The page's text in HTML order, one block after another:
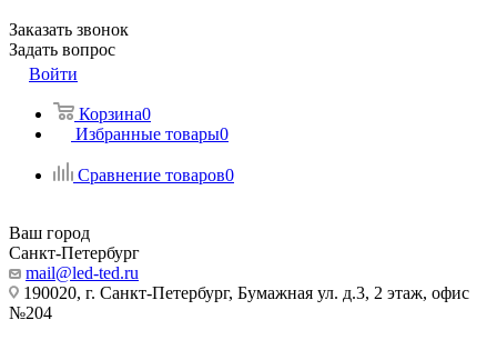
Заказать звонок
Задать вопрос
Войти
Корзина0
Избранные товары0
Сравнение товаров0
Ваш город
Санкт-Петербург
mail@led-ted.ru
190020, г. Санкт-Петербург, Бумажная ул. д.3, 2 этаж, офис
№204